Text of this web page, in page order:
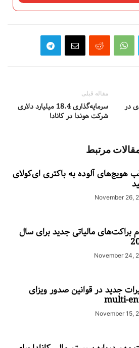
مقاله قبلی
سرمایه‌گذاری 18.4 میلیارد دلاری
شرکت هوندا در کانادا
در
مرتبط
هویج‌های آلوده به باکتری ای‌کولای
November 26,
براکت‌های مالیاتی جدید برای سال
November 24,
جدید در قوانین صدور ویزای
multi-
November 15,